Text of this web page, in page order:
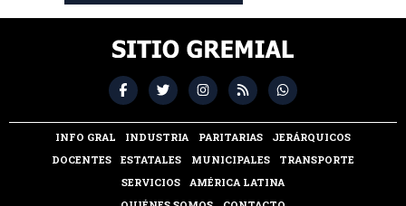
INFO GRAL INDUSTRIA PARITARIAS
JERÁRQUICOS
DOCENTES
ESTATALES MUNICIPALES
TRANSPORTE
SERVICIOS
AMÉRICA LATINA